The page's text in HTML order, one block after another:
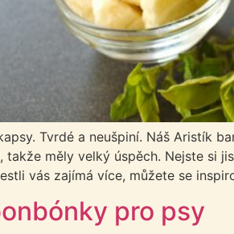
Tvrdé a neušpiní. Náš Aristík
měly velký úspěch. Nejste si
vás zajímá více, můžete se
pro psy